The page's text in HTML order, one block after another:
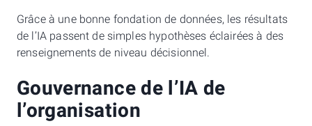
Grâce à une bonne fondation de données, les résultats
de l’IA passent de simples hypothèses éclairées à des
renseignements de niveau décisionnel.
Gouvernance de l’IA de
l’organisation